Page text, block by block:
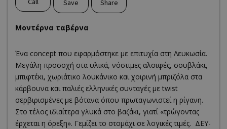
Save Share
Μοντέρνα ταβέρνα
Ένα concept που εφαρμόστηκε με επιτυχία στη Λευκωσία.
Μεγάλη προσοχή στα υλικά, νόστιμες αλοιφές, σουβλάκι,
μπιφτέκι, χωριάτικο λουκάνικο και χοιρινή μπριζόλα στα
κάρβουνα και παλιές ελληνικές συνταγές με twist
σερβιρισμένες με βότανα όπου πρωταγωνιστεί η ρίγανη.
Στο τέλος ιδιαίτερα γλυκά στο βαζάκι, γιατί «τρώγοντας
έρχεται η όρεξη». Γεμίζει το στομάχι σε λογικές τιμές. ΔΕΥ-